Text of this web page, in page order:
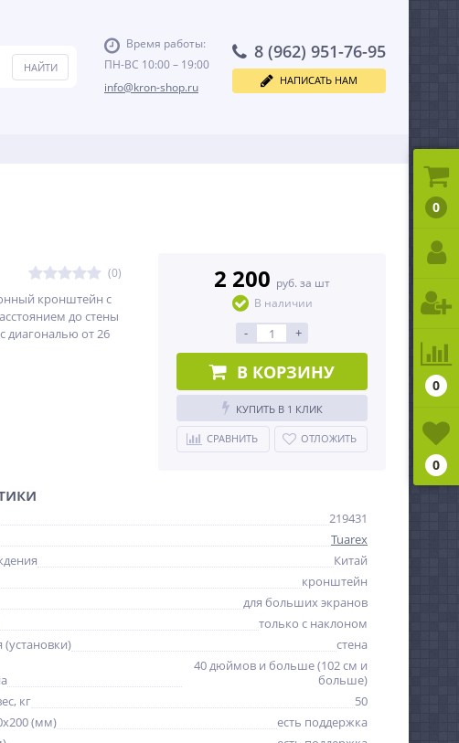
Время работы:
ПН-ВС 10:00 – 19:00
info@kron-shop.ru
8 (962) 951-76-95
НАПИСАТЬ НАМ
(0)
кронштейн с
до стены
диагональю от 26
2 200 руб. за шт
В наличии
- +
В КОРЗИНУ
КУПИТЬ В 1 КЛИК
СРАВНИТЬ ОТЛОЖИТЬ
219431
Tuarex
Китай
кронштейн
для больших экранов
только с наклоном
стена
40 дюймов и больше (102 см и
больше)
кг
50
(мм)
есть поддержка
0
0
0